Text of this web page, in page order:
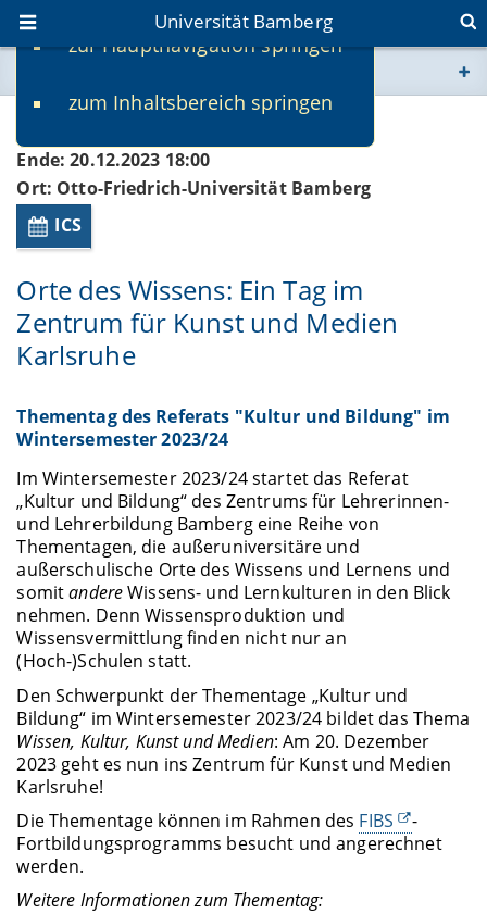
zur Hauptnavigation springen
zum Inhaltsbereich springen
Universität Bamberg
www.uni-bamberg.de
univis.uni-bamberg.de
Ende: 20.12.2023 18:00
Ort: Otto-Friedrich-Universität Bamberg
ICS
Orte des Wissens: Ein Tag im
Zentrum für Kunst und Medien
Karlsruhe
Thementag des Referats "Kultur und Bildung" im
Wintersemester 2023/24
Im Wintersemester 2023/24 startet das Referat
„Kultur und Bildung“ des Zentrums für Lehrerinnen-
und Lehrerbildung Bamberg eine Reihe von
Thementagen, die außeruniversitäre und
außerschulische Orte des Wissens und Lernens und
somitandereWissens- und Lernkulturen in den Blick
nehmen. Denn Wissensproduktion und
Wissensvermittlung finden nicht nur an
(Hoch-)Schulen statt.
Den Schwerpunkt der Thementage „Kultur und
Bildung“ im Wintersemester 2023/24 bildet das Thema
Wissen, Kultur, Kunst und Medien: Am 20. Dezember
2023 geht es nun ins Zentrum für Kunst und Medien
Karlsruhe!
Die Thementage können im Rahmen des FIBS
-
Fortbildungsprogramms besucht und angerechnet
werden.
Weitere Informationen zum Thementag: